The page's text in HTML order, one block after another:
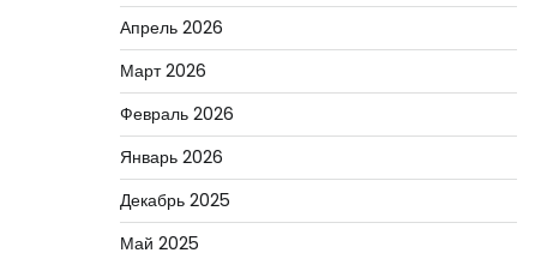
Апрель 2026
Март 2026
Февраль 2026
Январь 2026
Декабрь 2025
Май 2025